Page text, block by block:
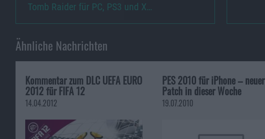
Tomb Raider für PC, PS3 und X…
Ähnliche Nachrichten
Kommentar zum DLC UEFA EURO
2012 für FIFA 12
14.04.2012
PES 2010 für iPhone – neuer
Patch in dieser Woche
19.07.2010